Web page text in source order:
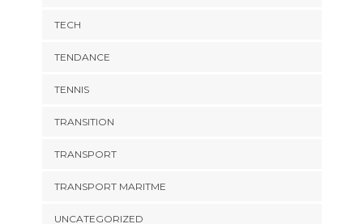
TECH
TENDANCE
TENNIS
TRANSITION
TRANSPORT
TRANSPORT MARITME
UNCATEGORIZED